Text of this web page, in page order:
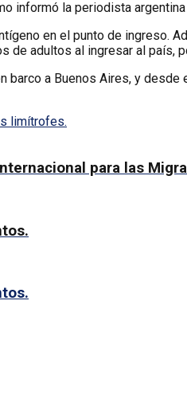
informó la periodista
en el punto de ingreso.
adultos al ingresar al país,
a Buenos Aires, y
limítrofes.
para las